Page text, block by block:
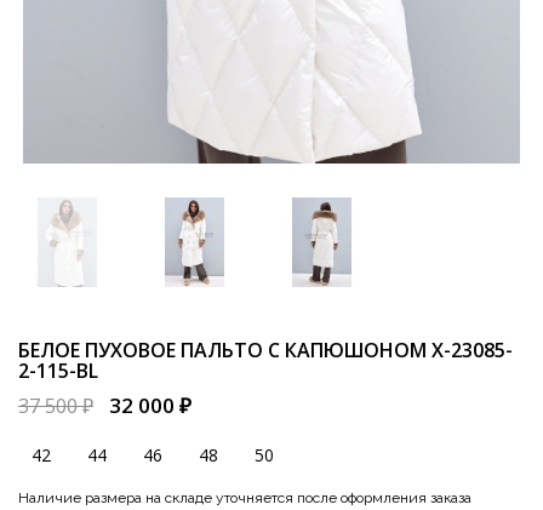
БЕЛОЕ ПУХОВОЕ ПАЛЬТО С КАПЮШОНОМ X-23085-
2-115-BL
37 500 ₽
32 000 ₽
42 44 46 48 50
Наличие размера на складе уточняется после оформления заказа